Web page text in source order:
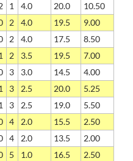
1 4.0 20.0
10.50
2 4.0 19.5
9.00
2 4.0 17.5
8.50
2 3.5 19.5
7.00
3 3.0 14.5
4.00
3 2.5 20.0
5.25
3 2.5 19.0
5.50
4 2.0 15.5
2.50
4 2.0 13.5
2.00
5 1.0 16.5
2.50